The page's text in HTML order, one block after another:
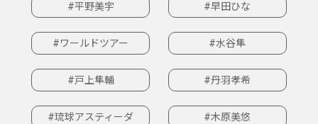
#平野美宇 #早田ひな
#ワールドツアー #水谷隼
#戸上隼輔 #丹羽孝希
#琉球アスティーダ #木原美悠